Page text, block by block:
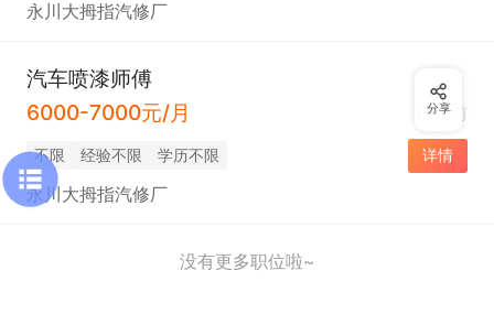
永川大拇指汽修厂
汽车喷漆师傅
6000-7000元/月
13天前
不限 经验不限 学历不限 详情
永川大拇指汽修厂
没有更多职位啦~
分享